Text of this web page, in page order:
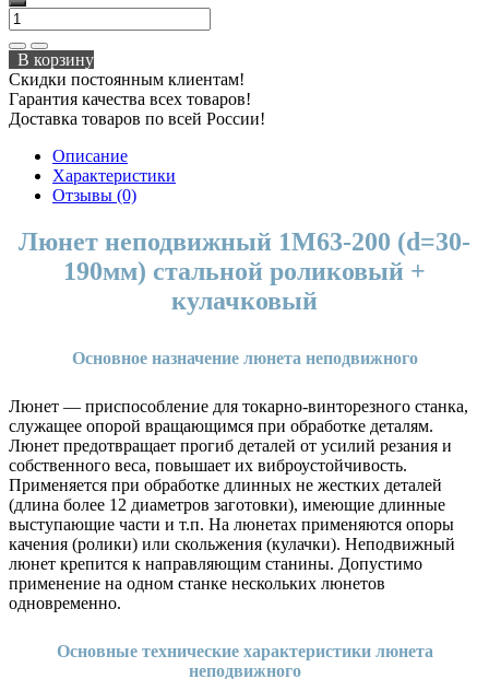
В корзину
Скидки постоянным клиентам!
Гарантия качества всех товаров!
Доставка товаров по всей России!
Описание
Характеристики
Отзывы (0)
Люнет неподвижный 1М63-200 (d=30-
190мм) стальной роликовый +
кулачковый
Основное назначение люнета неподвижного
Люнет — приспособление для токарно-винторезного станка,
служащее опорой вращающимся при обработке деталям.
Люнет предотвращает прогиб деталей от усилий резания и
собственного веса, повышает их виброустойчивость.
Применяется при обработке длинных не жестких деталей
(длина более 12 диаметров заготовки), имеющие длинные
выступающие части и т.п. На люнетах применяются опоры
качения (ролики) или скольжения (кулачки). Неподвижный
люнет крепится к направляющим станины. Допустимо
применение на одном станке нескольких люнетов
одновременно.
Основные технические характеристики люнета
неподвижного